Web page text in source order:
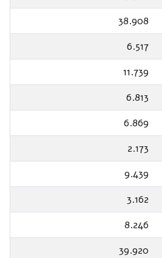
38.908
6.517
11.739
6.813
6.869
2.173
9.439
3.162
8.246
39.920